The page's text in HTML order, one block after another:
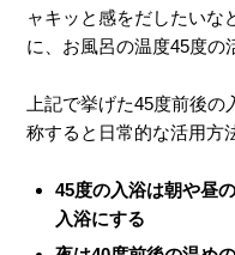
ャキッと感をだしたいな
に、お風呂の温度45度の
上記で挙げた45度前後
称すると日常的な活用方
45度の入浴は朝や昼
入浴にする